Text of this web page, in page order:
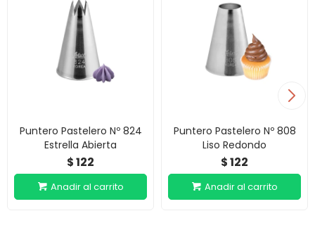
Puntero Pastelero Nº 824
Estrella Abierta
$122
Puntero Pastelero Nº 808
Liso Redondo
$122